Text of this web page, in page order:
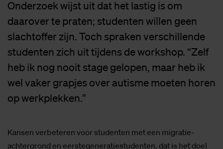
Onderzoek wijst uit dat het lastig is om
daarover te praten; studenten willen geen
slachtoffer zijn. Toch spraken verschillende
studenten zich uit tijdens de workshop. “Zelf
heb ik nog nooit stage gelopen, maar heb ik
wel vaker grapjes over autisme moeten horen
op werkplekken.”
Kansen verbeteren voor studenten met een migratie-
achtergrond en eerstegeneratiestudenten, dat is het doel